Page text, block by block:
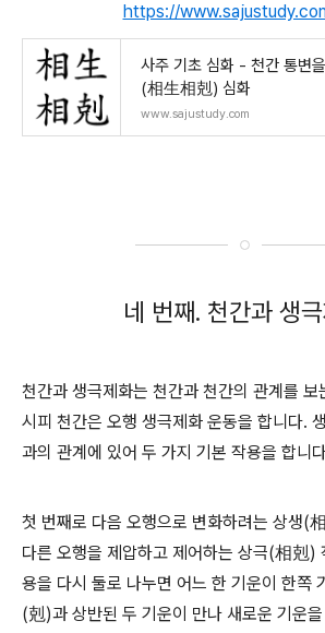
https://
사주 기초 심화 - 천간 통변
(相生相剋) 심화
www.sajustudy.com
네 번째. 천간과 생
천간과 생극제화는 천간과 천간의 관계를 보
시피 천간은 오행 생극제화 운동을 합니다.
과의 관계에 있어 두 가지 기본 작용을 합니
첫 번째로 다음 오행으로 변화하려는 상생(
다른 오행을 제압하고 제어하는 상극(相剋)
용을 다시 둘로 나누면 어느 한 기운이 한쪽
(剋)과 상반된 두 기운이 만나 새로운 기운